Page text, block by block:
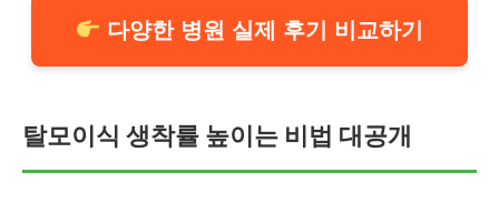
다양한 병원 실제 후기 비교하기
탈모이식 생착률 높이는 비법 대공개